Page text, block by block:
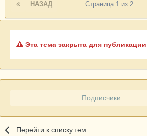
НАЗАД Страница 1 из 2
Эта тема закрыта для
Подписчики
Перейти к списку тем